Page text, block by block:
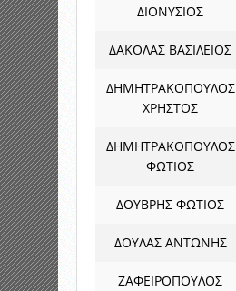
ΔΙΟΝΥΣΙΟΣ
ΔΑΚΟΛΑΣ ΒΑΣΙΛΕΙΟΣ
ΔΗΜΗΤΡΑΚΟΠΟΥΛΟΣ
ΧΡΗΣΤΟΣ
ΔΗΜΗΤΡΑΚΟΠΟΥΛΟΣ
ΦΩΤΙΟΣ
ΔΟΥΒΡΗΣ ΦΩΤΙΟΣ
ΔΟΥΛΑΣ ΑΝΤΩΝΗΣ
ΖΑΦΕΙΡΟΠΟΥΛΟΣ